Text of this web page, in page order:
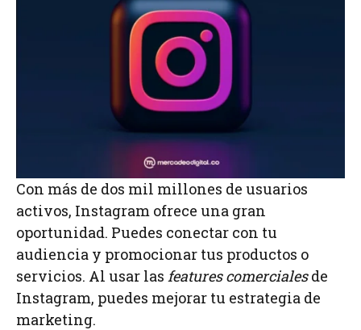
Con más de dos mil millones de usuarios
activos, Instagram ofrece una gran
oportunidad. Puedes conectar con tu
audiencia y promocionar tus productos o
servicios. Al usar las features comercialesde
Instagram, puedes mejorar tu estrategia de
marketing.